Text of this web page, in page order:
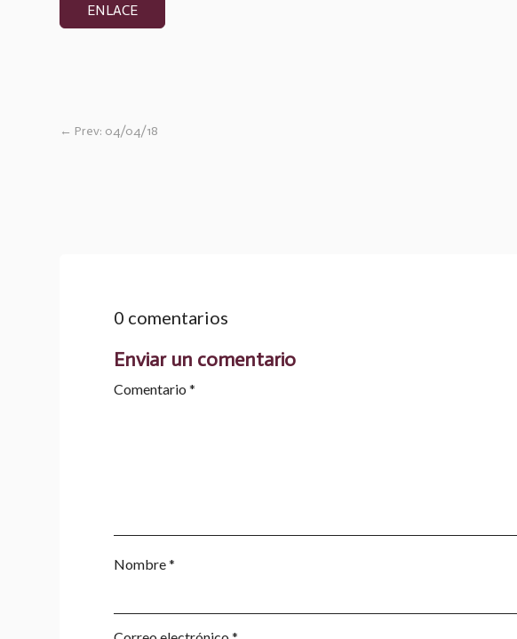
ENLACE
← Prev: ​04/04/18
0 comentarios
Enviar un comentario
Comentario *
Nombre*